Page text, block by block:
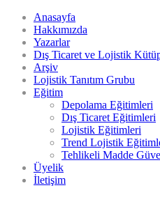
Anasayfa
Hakkımızda
Yazarlar
Dış Ticaret ve Lojistik
Arşiv
Lojistik Tanıtım Grubu
Eğitim
Depolama Eğitimleri
Dış Ticaret Eğitimleri
Lojistik Eğitimleri
Trend Lojistik
Tehlikeli Madde
Üyelik
İletişim